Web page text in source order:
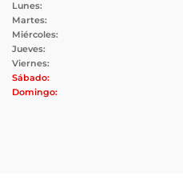
Lunes:
Martes:
Miércoles:
Jueves:
Viernes:
Sábado:
Domingo: